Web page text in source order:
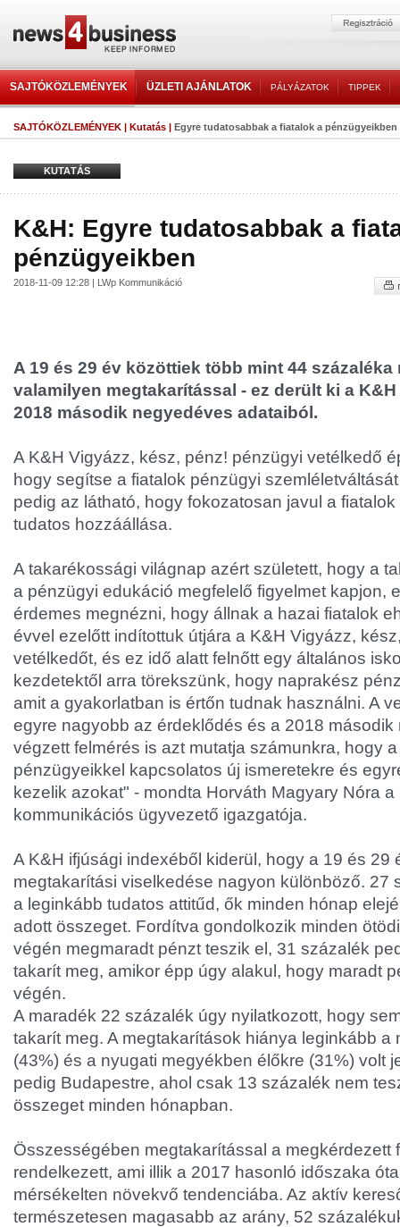
SAJTÓKÖZLEMÉNYEK ÜZLETI AJÁNLATOK PÁLYÁZATOK TIPPEK
SAJTÓKÖZLEMÉNYEK | Kutatás | Egyre tudatosabbak a fiatalok a pénzügyeikben
KUTATÁS
K&H: Egyre tudatosabbak a
pénzügyeikben
2018-11-09 12:28 | LWp Kommunikáció
A 19 és 29 év közöttiek több mint 44 százaléka
valamilyen megtakarítással - ez derült ki a
2018 második negyedéves adataiból.
A K&H Vigyázz, kész, pénz! pénzügyi vetélkedő
hogy segítse a fiatalok pénzügyi
pedig az látható, hogy fokozatosan javul a
tudatos hozzáállása.
A takarékossági világnap azért született, hogy a
a pénzügyi edukáció megfelelő figyelmet kapjon,
érdemes megnézni, hogy állnak a hazai fiatalok
évvel ezelőtt indítottuk útjára a K&H Vigyázz,
vetélkedőt, és ez idő alatt felnőtt egy általános
kezdetektől arra törekszünk, hogy naprakész
amit a gyakorlatban is értőn tudnak használni. A
egyre nagyobb az érdeklődés és a 2018
végzett felmérés is azt mutatja számunkra, hogy
pénzügyeikkel kapcsolatos új ismeretekre és
kezelik azokat" - mondta Horváth Magyary Nóra
kommunikációs ügyvezető igazgatója.
A K&H ifjúsági indexéből kiderül, hogy a 19 és 29
megtakarítási viselkedése nagyon különböző. 27
a leginkább tudatos attitűd, ők minden hónap
adott összeget. Fordítva gondolkozik minden
végén megmaradt pénzt teszik el, 31 százalék
takarít meg, amikor épp úgy alakul, hogy maradt
végén.
A maradék 22 százalék úgy nyilatkozott, hogy
takarít meg. A megtakarítások hiánya leginkább a
(43%) és a nyugati megyékben élőkre (31%) volt
pedig Budapestre, ahol csak 13 százalék nem
összeget minden hónapban.
Összességében megtakarítással a megkérdezett
rendelkezett, ami illik a 2017 hasonló időszaka
mérsékelten növekvő tendenciába. Az aktív
természetesen magasabb az arány, 52